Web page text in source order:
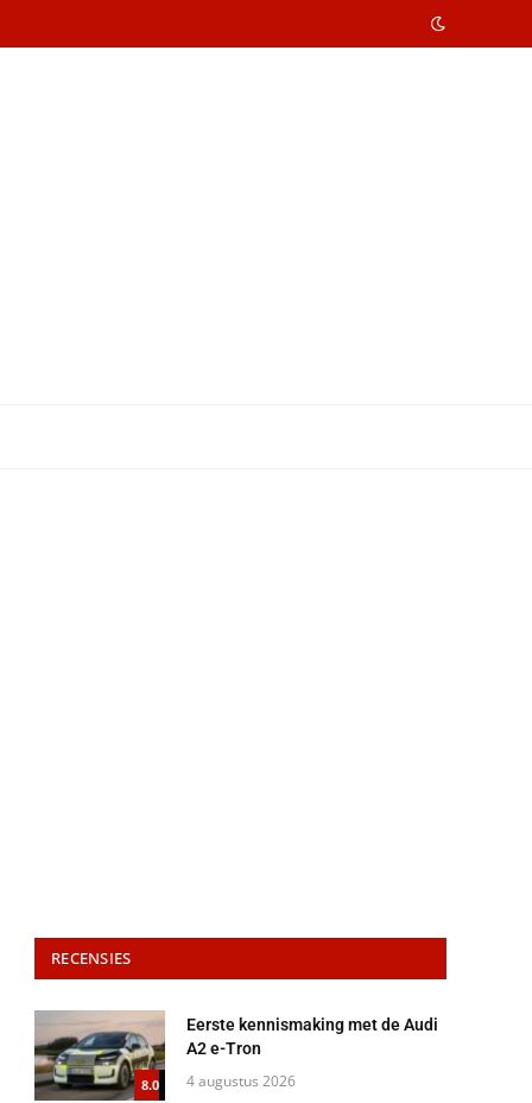
RECENSIES
8.0
Eerste kennismaking met de Audi
A2 e-Tron
4 augustus 2026